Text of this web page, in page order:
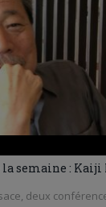
semaine : Kaiji
deux